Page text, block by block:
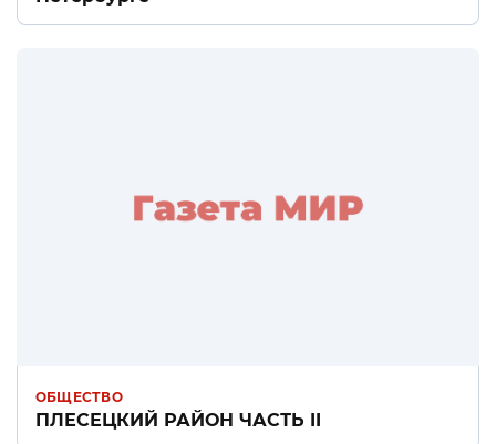
ОБЩЕСТВО
ПЛЕСЕЦКИЙ РАЙОН ЧАСТЬ II